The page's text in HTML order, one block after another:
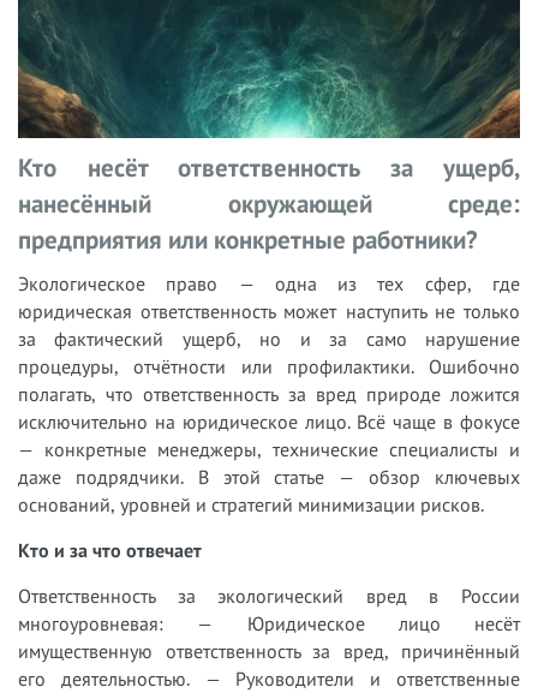
Кто несёт ответственность за ущерб,
нанесённый окружающей среде:
предприятия или конкретные работники?
Экологическое право — одна из тех сфер, где
юридическая ответственность может наступить не только
за фактический ущерб, но и за само нарушение
процедуры, отчётности или профилактики. Ошибочно
полагать, что ответственность за вред природе ложится
исключительно на юридическое лицо. Всё чаще в фокусе
— конкретные менеджеры, технические специалисты и
даже подрядчики. В этой статье — обзор ключевых
оснований, уровней и стратегий минимизации рисков.
Кто и за что отвечает
Ответственность за экологический вред в России
многоуровневая: — Юридическое лицо несёт
имущественную ответственность за вред, причинённый
его деятельностью. — Руководители и ответственные